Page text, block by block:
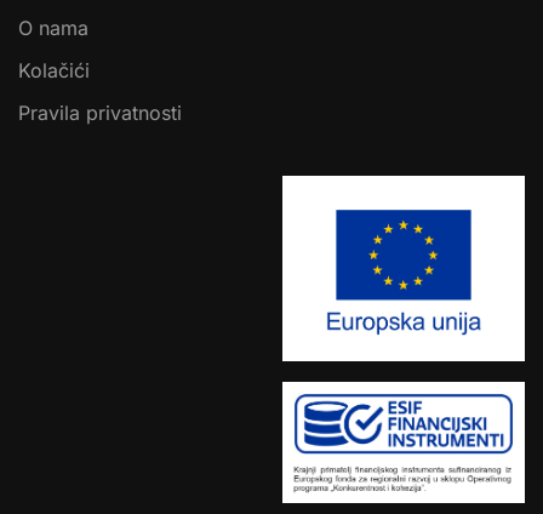
O nama
Kolačići
Pravila privatnosti